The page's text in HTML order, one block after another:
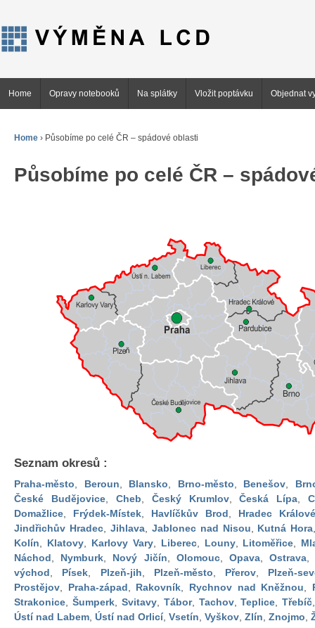
Home Opravy notebooků Na splátky Vložit poptávku Objednat
Home › Působíme po celé ČR – spádové oblasti
Působíme po celé ČR –
Seznam okresů :
Praha-město Beroun Blansko Brno-město Benešov
České Budějovice, Cheb Český Krumlov,Česká Lípa ,
Domažlice
Frýdek-Místek Havlíčkův Brod
Hradec Králové
Jindřichův Hradec, Jihlava, Jablonec nad Nisou Kutná Hora
Kolín
Klatovy, Karlovy Vary, Liberec, Louny, Litoměřice
Náchod
Nymburk Nový Jičín Olomouc,Opava ,Ostrava
východ
Písek Plzeň-jih Plzeň-město Přerov
Plzeň-
Prostějov
Praha-západ Rakovník Rychnov nad Kněžnou
Strakonice
Šumperk, Svitavy, Tábor, Tachov,Teplice ,Třebíč
Ústí nad Labem Ústí nad Orlicí, Vsetín Vyškov Zlín Znojmo